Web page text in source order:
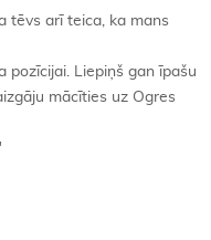
tēvs arī teica, ka mans
Liepiņš gan īpašu
mācīties uz Ogres